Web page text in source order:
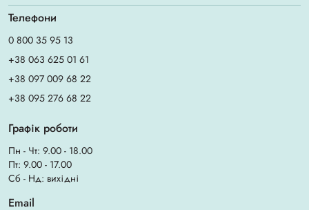
Телефони
0 800 35 95 13
+38 063 625 01 61
+38 097 009 68 22
+38 095 276 68 22
Графік роботи
Пн - Чт: 9.00 - 18.00
Пт: 9.00 - 17.00
Сб - Нд: вихідні
Email